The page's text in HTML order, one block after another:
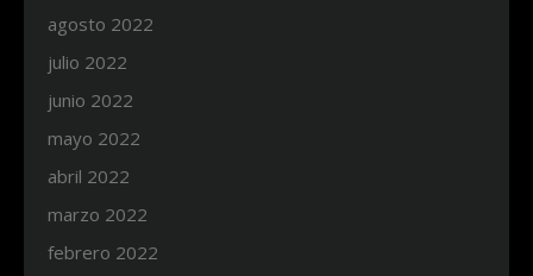
agosto 2022
julio 2022
junio 2022
mayo 2022
abril 2022
marzo 2022
febrero 2022